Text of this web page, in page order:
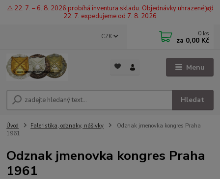
⚠️ 22. 7. – 6. 8. 2026 probíhá inventura skladu. Objednávky uhrazené od
22. 7. expedujeme od 7. 8. 2026
Menu
CZK
Hledat
0 ks
za 0,00 Kč
Úvod Faleristika, odznaky, nášivky
Odznak jmenovka kongres Praha
1961
Odznak jmenovka kongres Praha
1961